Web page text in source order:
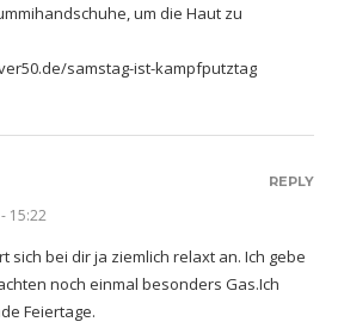
um die Haut zu
samstag-ist-kampfputztag
15:22
sich bei dir ja ziemlich relaxt an. Ich gebe
noch einmal besonders Gas.Ich
Feiertage.
REPLY